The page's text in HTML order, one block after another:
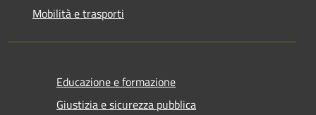
Mobilità e trasporti
Educazione e formazione
Giustizia e sicurezza pubblica